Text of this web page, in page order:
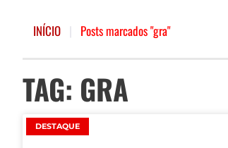
INÍCIO Posts marcados "gra"
TAG: GRA
DESTAQUE